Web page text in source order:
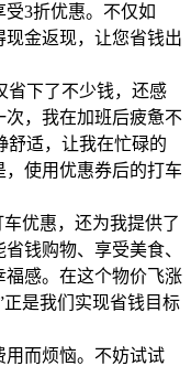
3折优惠。不仅如
金返现，让您省钱出
省下了不少钱，还感
，我在加班后疲惫不
舒适，让我在忙碌的
使用优惠券后的打车
优惠，还为我提供了
钱购物、享受美食、
感。在这个物价飞涨
是我们实现省钱目标
用而烦恼。不妨试试